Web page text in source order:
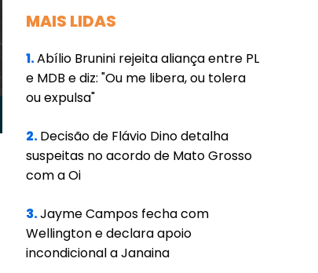
MAIS LIDAS
1.Abílio Brunini rejeita aliança entre PL
e MDB e diz: "Ou me libera, ou tolera
ou expulsa"
2.Decisão de Flávio Dino detalha
suspeitas no acordo de Mato Grosso
com a Oi
3.Jayme Campos fecha com
Wellington e declara apoio
incondicional a Janaina